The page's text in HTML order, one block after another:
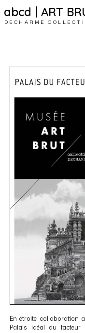
abcd | ART
DECHARME
En étroite collaboration
Palais idéal du facteur